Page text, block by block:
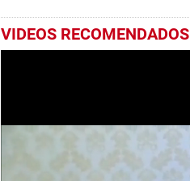
VIDEOS RECOMENDADOS